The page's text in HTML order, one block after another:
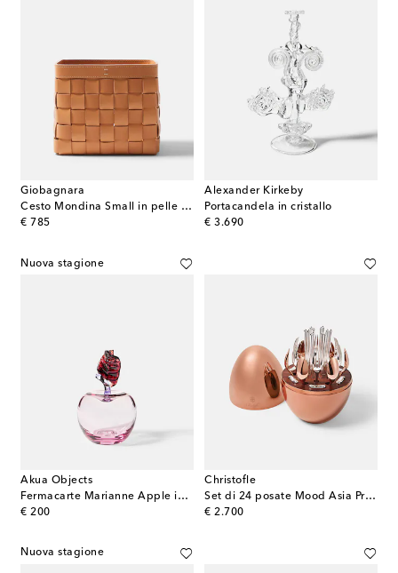
Giobagnara
Cesto Mondina Small in pelle intrecciata
€ 785
original price
Alexander Kirkeby
Portacandela in cristallo
€ 3.690
original price
Nuova stagione
Akua Objects
Fermacarte Marianne Apple in vetro
€ 200
original price
Christofle
Set di 24 posate Mood Asia Precious
€ 2.700
original price
Nuova stagione